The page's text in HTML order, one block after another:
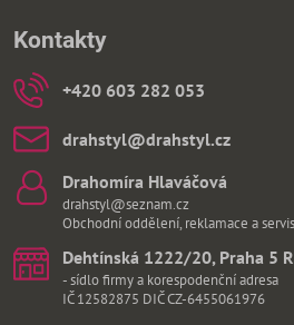
Kontakty
+420 603 282 053
drahstyl​@drahstyl​.cz
Drahomíra Hlaváčová
drahstyl@seznam.cz
Obchodní oddělení, reklamace a servis
Dehtínská 1222/20, Praha 5
- sídlo firmy a korespodenční adresa
IČ 12582875 DIČ CZ-6455061976